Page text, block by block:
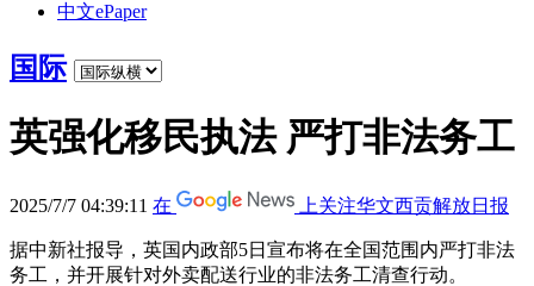
中文ePaper
国际
英强化移民执法 严打非法务工
2025/7/7 04:39:11 在 上关注华文西贡解放日报
据中新社报导，英国内政部5日宣布将在全国范围内严打非法
务工，并开展针对外卖配送行业的非法务工清查行动。